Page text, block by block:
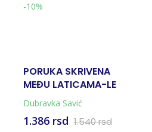
-10%
PORUKA SKRIVENA
MEĐU LATICAMA-LE
LANGAGE DES FLEURS
EN FRANCE
Dubravka Savić
1.386 rsd 1.540 rsd